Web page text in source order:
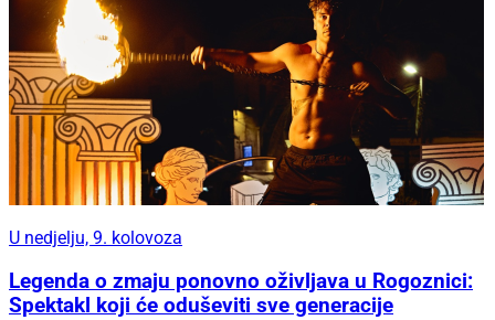
U nedjelju, 9. kolovoza
Legenda o zmaju ponovno oživljava u Rogoznici:
Spektakl koji će oduševiti sve generacije